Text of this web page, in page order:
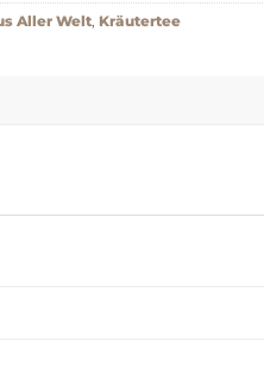
Aller Welt, Kräutertee